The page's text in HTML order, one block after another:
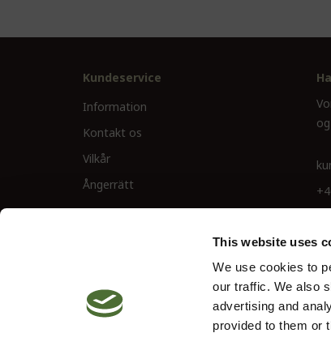
This website uses
We use cookies to
our traffic. We also
advertising and
provided to them or
Kundeservice
Information
Kontakt os
Vilkår
Ångerrätt